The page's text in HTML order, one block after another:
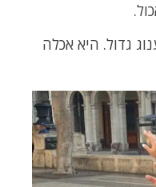
גדול. היא אכלה